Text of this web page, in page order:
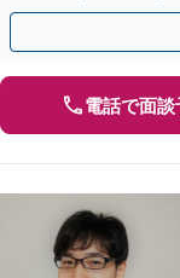
力で闘います。明るい
電話で面談